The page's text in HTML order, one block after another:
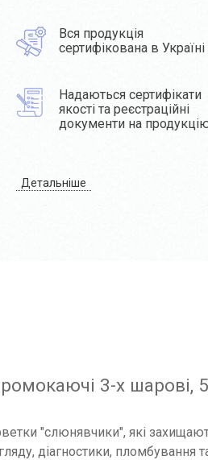
Вся продукція
сертифікована в Україні
Надаються сертифікати
якості та реєстраційні
документи на
Детальніше
3-х шарові,
"слюнявчики", які
діагностики, пломбування